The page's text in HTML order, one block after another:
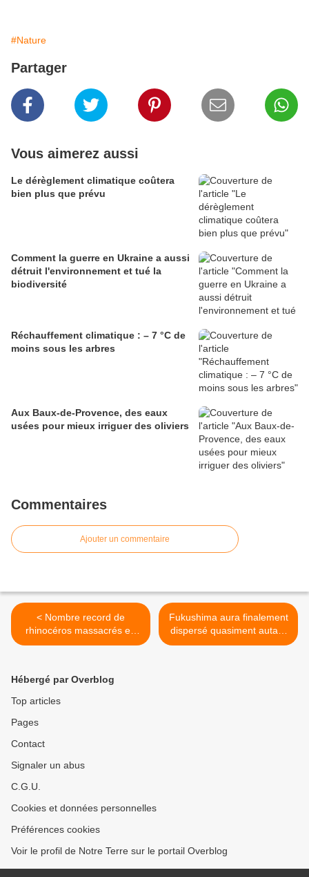
#Nature
Partager
Vous aimerez aussi
Le dérèglement climatique coûtera
bien plus que prévu
Comment la guerre en Ukraine a aussi
détruit l'environnement et tué la
biodiversité
Réchauffement climatique : – 7 °C de
moins sous les arbres
Aux Baux-de-Provence, des eaux
usées pour mieux irriguer des oliviers
Commentaires
Ajouter un commentaire
< Nombre record de
rhinocéros massacrés en
Afrique du Sud
Fukushima aura finalement
dispersé quasiment autant
de Césium-137 que
Hébergé par Overblog
Top articles
Pages
Contact
Signaler un abus
C.G.U.
Cookies et données personnelles
Préférences cookies
Voir le profil de Notre Terre sur le portail Overblog